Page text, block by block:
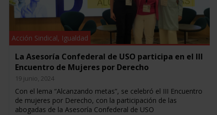
Acción Sindical, Igualdad
La Asesoría Confederal de USO participa en el III
Encuentro de Mujeres por Derecho
19 junio, 2024
Con el lema “Alcanzando metas”, se celebró el III Encuentro
de mujeres por Derecho, con la participación de las
abogadas de la Asesoría Confederal de USO